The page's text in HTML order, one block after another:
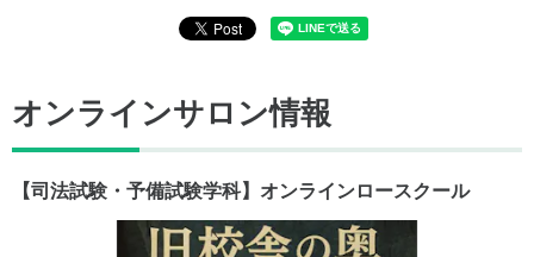
オンラインサロン情報
【司法試験・予備試験学科】オンラインロースクール